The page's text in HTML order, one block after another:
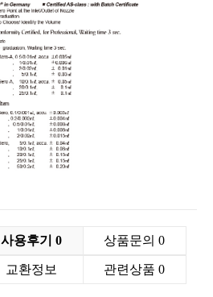
사용후기 0 상품문의0
교환정보 관련상품0